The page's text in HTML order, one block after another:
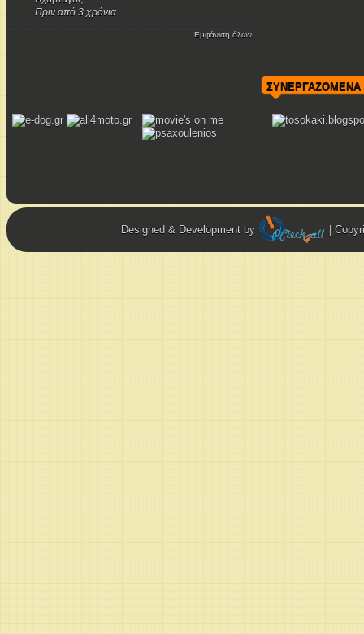
Πριν από 3 χρόνια
Εμφάνιση όλων
ΣΥΝΕΡΓΑΖΟΜΕΝΑ
Designed & Development by |